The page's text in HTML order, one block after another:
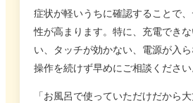
症状が軽いうちに確認することで
性が高まります。特に、充電でき
い、タッチが効かない、電源が入
操作を続けず早めにご相談ください
「お風呂で使っていただけだから